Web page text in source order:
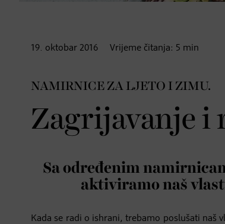
19. oktobar 2016 Vrijeme čitanja: 5 min
NAMIRNICE ZA LJETO I ZIMU.
Zagrijavanje i
Sa određenim
aktiviramo naš
Kada se radi o ishrani, trebamo poslušati naš